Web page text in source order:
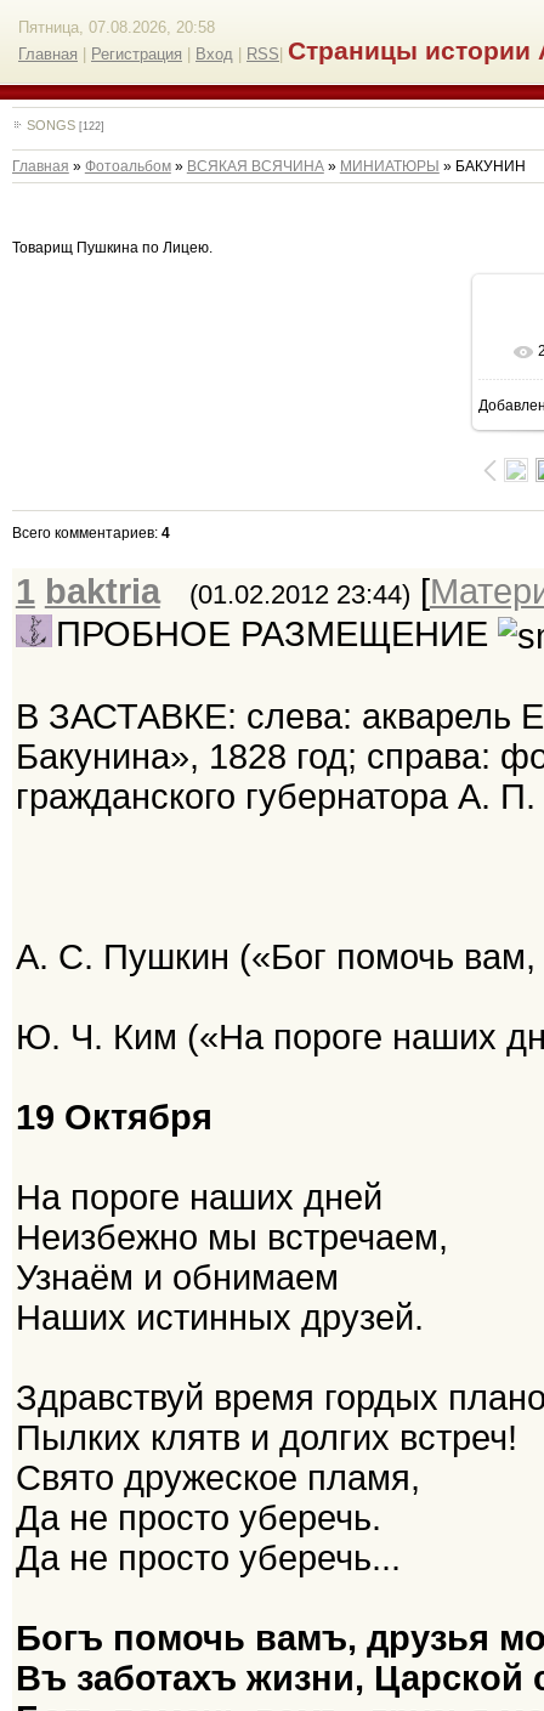
Пятница, 07.08.2026, 20:58
Главная
Регистрация Вход RSS Страницы истории
SONGS [122]
Главная » Фотоальбом» ВСЯКАЯ ВСЯЧИНА» МИНИАТЮРЫ » БАКУНИН
Товарищ Пушкина по Лицею.
Всего комментариев: 4
1 baktria (01.02.2012 23:44) [
ПРОБНОЕ РАЗМЕЩЕНИЕ
В ЗАСТАВКЕ: слева: акварель
Бакунина», 1828 год; справа:
гражданского губернатора А.
А. С. Пушкин («Бог помочь
Ю. Ч. Ким («На пороге наших
19 Октября
На пороге наших дней
Неизбежно мы встречаем,
Узнаём и обнимаем
Наших истинных друзей.
Здравствуй время гордых
Пылких клятв и долгих встреч!
Свято дружеское пламя,
Да не просто уберечь.
Да не просто уберечь...
Богъ помочь вамъ, друзья
Въ заботахъ жизни, Царской